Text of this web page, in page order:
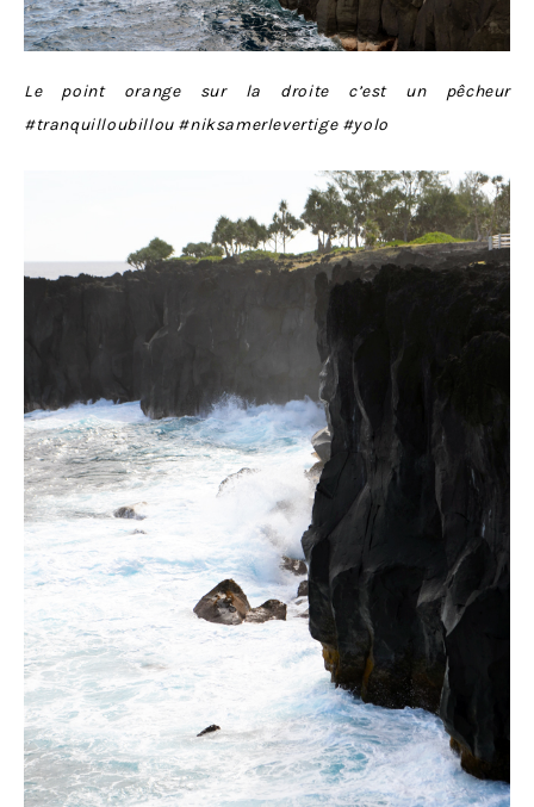
Le point orange sur la droite c’est un pêcheur
#tranquilloubillou #niksamerlevertige #yolo